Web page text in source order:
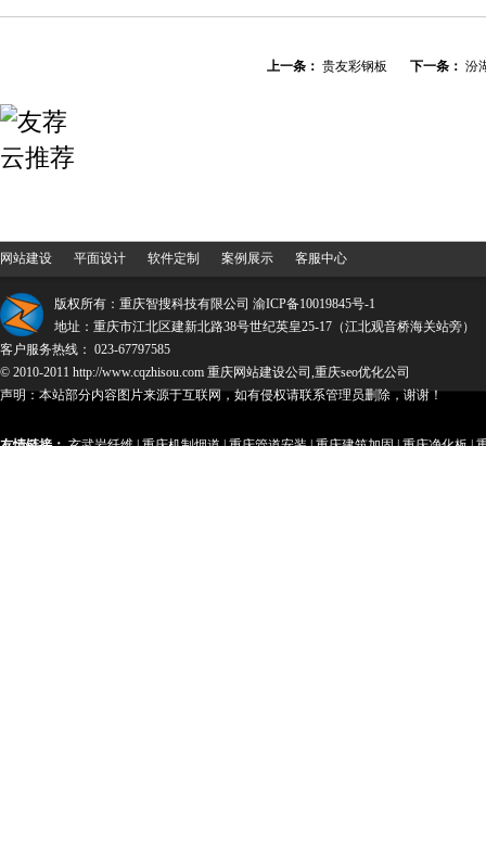
上一条： 贵友彩钢板 下一条： 汾
网站建设 平面设计 软件定制 案例展示 客服中心
版权所有：重庆智搜科技有限公司 渝ICP备10019845号-1
地址：重庆市江北区建新北路38号世纪英皇25-17（江北观音桥海关站旁）
客户服务热线： 023-67797585
© 2010-2011 http://www.cqzhisou.com 重庆网站建设公司,重庆seo优化公司
声明：本站部分内容图片来源于互联网，如有侵权请联系管理员删除，谢谢！
友情链接： 玄武岩纤维|重庆机制烟道|重庆管道安装|重庆建筑加固|重庆净化板|